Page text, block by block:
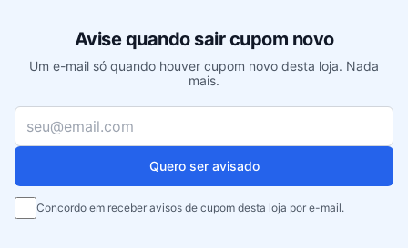
Avise quando sair cupom novo
Um e-mail só quando houver cupom novo desta loja. Nada
mais.
Quero ser avisado
Concordo em receber avisos de cupom desta loja por e-mail.